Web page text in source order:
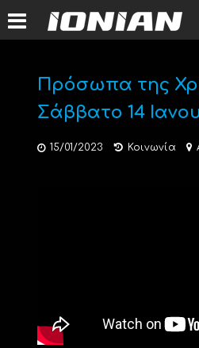
Πρόσωπα της
Σάββατο 14
15/01/2023 Κοινωνία